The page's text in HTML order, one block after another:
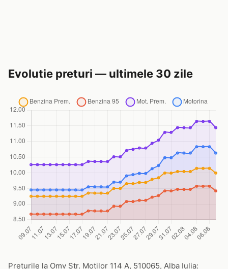
Evolutie preturi — ultimele 30 zile
Preturile la Omv Str. Motilor 114 A, 510065, Alba Iulia: